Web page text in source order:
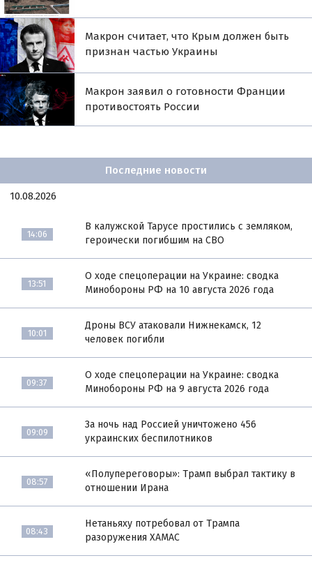
Макрон считает, что Крым должен быть
признан частью Украины
Макрон заявил о готовности Франции
противостоять России
Последние новости
10.08.2026
14:06
В калужской Тарусе простились с земляком,
героически погибшим на СВО
13:51
О ходе спецоперации на Украине: сводка
Минобороны РФ на 10 августа 2026 года
10:01
Дроны ВСУ атаковали Нижнекамск, 12
человек погибли
09:37
О ходе спецоперации на Украине: сводка
Минобороны РФ на 9 августа 2026 года
09:09
За ночь над Россией уничтожено 456
украинских беспилотников
08:57
«Полупереговоры»: Трамп выбрал тактику в
отношении Ирана
08:43
Нетаньяху потребовал от Трампа
разоружения ХАМАС